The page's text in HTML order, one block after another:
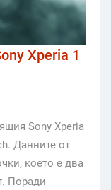
Xperia 1
Sony Xperia
Данните от
което е два
Поради